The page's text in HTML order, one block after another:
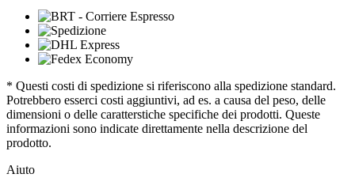
* Questi costi di spedizione si riferiscono alla spedizione standard.
Potrebbero esserci costi aggiuntivi, ad es. a causa del peso, delle
dimensioni o delle caratterstiche specifiche dei prodotti. Queste
informazioni sono indicate direttamente nella descrizione del
prodotto.
Aiuto